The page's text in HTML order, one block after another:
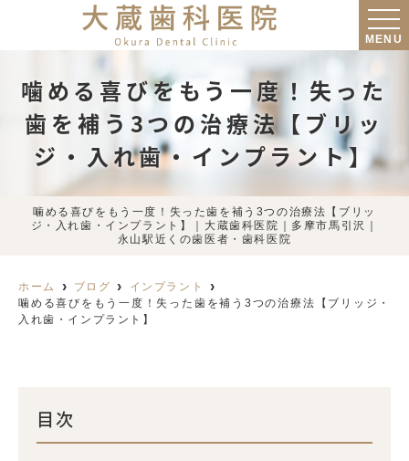
MENU
噛める喜びをもう一度！失った
歯を補う3つの治療法【ブリッ
ジ・入れ歯・インプラント】
噛める喜びをもう一度！失った歯を補う3つの治療法【ブリッ
ジ・入れ歯・インプラント】｜大蔵歯科医院｜多摩市馬引沢｜
永山駅近くの歯医者・歯科医院
ホーム ブログ
インプラント
噛める喜びをもう一度！失った歯を補う3つの治療法【ブリッジ・
入れ歯・インプラント】
目次